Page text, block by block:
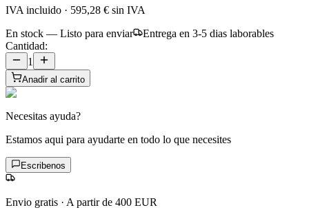
IVA incluido · 595,28 € sin IVA
En stock — Listo para enviar
Entrega en 3-5 dias laborables
Cantidad:
1
Anadir al carrito
Necesitas ayuda?
Estamos aqui para ayudarte en todo lo que necesites
Escribenos
Envio gratis · A partir de 400 EUR